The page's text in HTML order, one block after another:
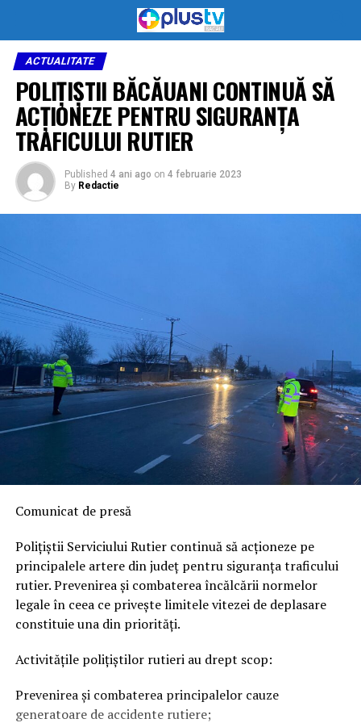
ACTUALITATE
POLIȚIȘTII BĂCĂUANI CONTINUĂ SĂ
ACŢIONEZE PENTRU SIGURANŢA
TRAFICULUI RUTIER
Published 4 ani ago on 4 februarie 2023
By Redactie
Comunicat de presă
Poliţiştii Serviciului Rutier continuă să acționeze pe
principalele artere din județ pentru siguranța traficului
rutier. Prevenirea și combaterea încălcării normelor
legale în ceea ce privește limitele vitezei de deplasare
constituie una din priorități.
Activitățile polițiștilor rutieri au drept scop:
Prevenirea și combaterea principalelor cauze
generatoare de accidente rutiere;